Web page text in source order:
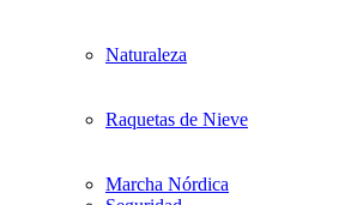
Naturaleza
Raquetas de Nieve
Marcha Nórdica